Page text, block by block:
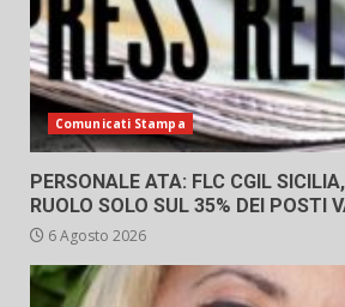
Comunicati Stampa
PERSONALE ATA: FLC CGIL
RUOLO SOLO SUL 35% DEI POSTI
6 Agosto 2026